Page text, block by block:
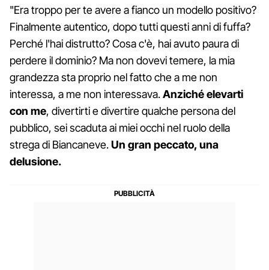
"Era troppo per te avere a fianco un modello positivo?
Finalmente autentico, dopo tutti questi anni di fuffa?
Perché l'hai distrutto? Cosa c'è, hai avuto paura di
perdere il dominio? Ma non dovevi temere, la mia
grandezza sta proprio nel fatto che a me non
interessa, a me non interessava.Anziché elevarti
con me, divertirti e divertire qualche persona del
pubblico, sei scaduta ai miei occhi nel ruolo della
strega di Biancaneve.Un gran peccato, una
delusione.